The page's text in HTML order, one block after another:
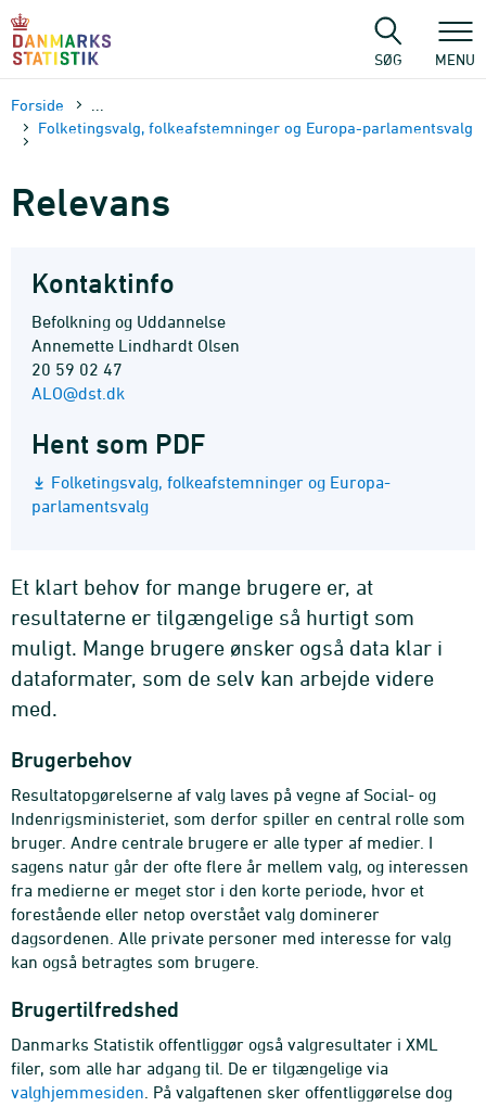
sidens
SØG MENU
Forside
Folketingsvalg, folkeafstemninger og Europa-parlamentsvalg
Relevans
Kontaktinfo
Befolkning og Uddannelse
Annemette Lindhardt Olsen
20 59 02 47
ALO@dst.dk
Hent som PDF
Folketingsvalg, folkeafstemninger og Europa-
parlamentsvalg
Et klart behov for mange brugere er, at
resultaterne er tilgængelige så hurtigt som
muligt. Mange brugere ønsker også data klar i
dataformater, som de selv kan arbejde videre
med.
Brugerbehov
Resultatopgørelserne af valg laves på vegne af Social- og
Indenrigsministeriet, som derfor spiller en central rolle som
bruger. Andre centrale brugere er alle typer af medier. I
sagens natur går der ofte flere år mellem valg, og interessen
fra medierne er meget stor i den korte periode, hvor et
forestående eller netop overstået valg dominerer
dagsordenen. Alle private personer med interesse for valg
kan også betragtes som brugere.
Brugertilfredshed
Danmarks Statistik offentliggør også valgresultater i XML
filer, som alle har adgang til. De er tilgængelige via
valghjemmesiden . På valgaftenen sker offentliggørelse dog